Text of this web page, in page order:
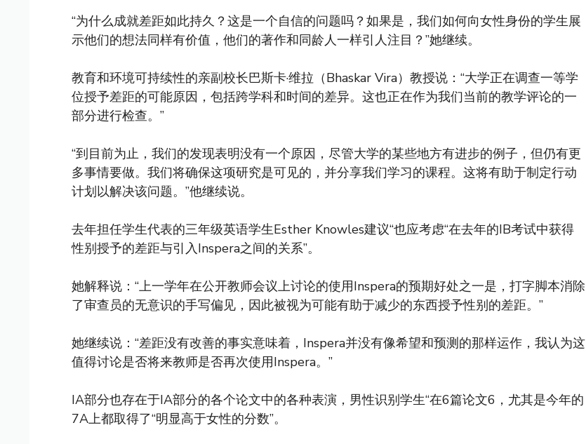
“为什么成就差距如此持久？这是一个自信的问题吗？如果是，我们如何向女性身份的学生展
示他们的想法同样有价值，他们的著作和同龄人一样引人注目？”她继续。
教育和环境可持续性的亲副校长巴斯卡·维拉（Bhaskar Vira）教授说：“大学正在调查一等学
位授予差距的可能原因，包括跨学科和时间的差异。这也正在作为我们当前的教学评论的一
部分进行检查。”
“到目前为止，我们的发现表明没有一个原因，尽管大学的某些地方有进步的例子，但仍有更
多事情要做。我们将确保这项研究是可见的，并分享我们学习的课程。这将有助于制定行动
计划以解决该问题。”他继续说。
去年担任学生代表的三年级英语学生Esther Knowles建议“也应考虑“在去年的IB考试中获得
性别授予的差距与引入Inspera之间的关系”。
她解释说：“上一学年在公开教师会议上讨论的使用Inspera的预期好处之一是，打字脚本​​消除
了审查员的无意识的手写偏见，因此被视为可能有助于减少的东西授予性别的差距。”
她继续说：“差距没有改善的事实意味着，Inspera并没有像希望和预测的那样运作，我认为这
值得讨论是否将来教师是否再次使用Inspera。”
IA部分也存在于IA部分的各个论文中的各种表演，男性识别学生“在6篇论文6，尤其是今年的
7A上都取得了“明显高于女性的分数”。